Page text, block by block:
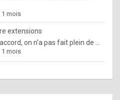
n
o
w
h
o
w
1 mois
extensions
on n'a pas fait plein de ...
1 mois